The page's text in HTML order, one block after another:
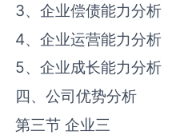
3、企业偿债能力分析
4、企业运营能力分析
5、企业成长能力分析
四、公司优势分析
第三节 企业三